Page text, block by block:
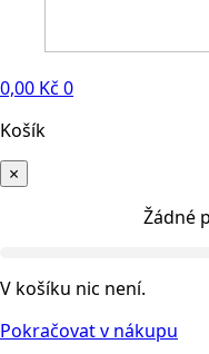
0,00 Kč 0
Košík
×
Žádné
V košíku nic není.
Pokračovat v nákupu